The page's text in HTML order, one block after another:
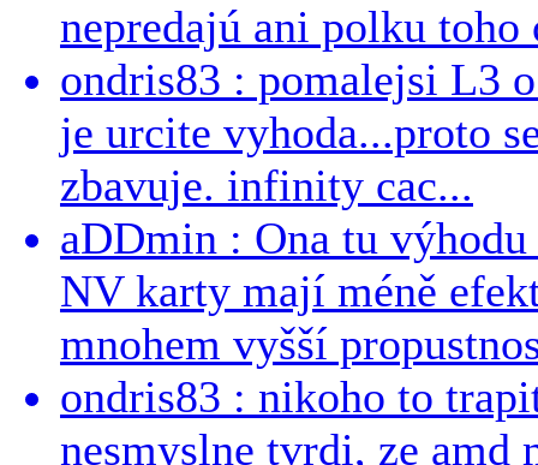
nepredajú ani polku toho
ondris83 : pomalejsi L3
je urcite vyhoda...proto
zbavuje. infinity cac...
aDDmin : Ona tu
NV karty mají méně
mnohem vyšší
ondris83 : nikoho to
nesmyslne tvrdi, ze